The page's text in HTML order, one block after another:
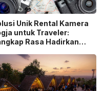
Unik Rental Kamera
untuk Traveler:
Rasa Hadirkan